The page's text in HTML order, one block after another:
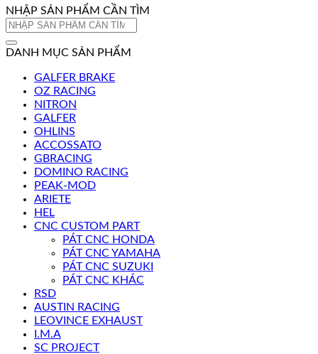
NHẬP SẢN PHẨM CẦN TÌM
Tìm
DANH MỤC SẢN PHẨM
GALFER BRAKE
OZ RACING
NITRON
GALFER
OHLINS
ACCOSSATO
GBRACING
DOMINO RACING
PEAK-MOD
ARIETE
HEL
CNC CUSTOM PART
PÁT CNC HONDA
PÁT CNC YAMAHA
PÁT CNC SUZUKI
PÁT CNC KHÁC
RSD
AUSTIN RACING
LEOVINCE EXHAUST
I.M.A
SC PROJECT